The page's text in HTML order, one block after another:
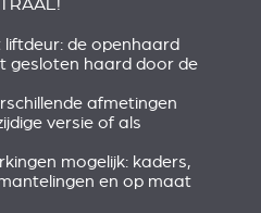
de openhaard
gesloten haard door de
afmetingen
versie of als
mogelijk: kaders,
en op maat